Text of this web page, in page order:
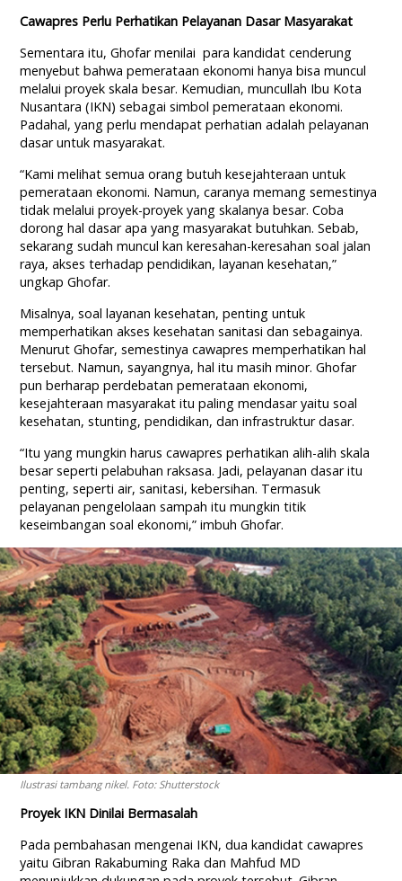
Cawapres Perlu Perhatikan Pelayanan Dasar Masyarakat
Sementara itu, Ghofar menilai para kandidat cenderung
menyebut bahwa pemerataan ekonomi hanya bisa muncul
melalui proyek skala besar. Kemudian, muncullah Ibu Kota
Nusantara (IKN) sebagai simbol pemerataan ekonomi.
Padahal, yang perlu mendapat perhatian adalah pelayanan
dasar untuk masyarakat.
“Kami melihat semua orang butuh kesejahteraan untuk
pemerataan ekonomi. Namun, caranya memang semestinya
tidak melalui proyek-proyek yang skalanya besar. Coba
dorong hal dasar apa yang masyarakat butuhkan. Sebab,
sekarang sudah muncul kan keresahan-keresahan soal jalan
raya, akses terhadap pendidikan, layanan kesehatan,”
ungkap Ghofar.
Misalnya, soal layanan kesehatan, penting untuk
memperhatikan akses kesehatan sanitasi dan sebagainya.
Menurut Ghofar, semestinya cawapres memperhatikan hal
tersebut. Namun, sayangnya, hal itu masih minor. Ghofar
pun berharap perdebatan pemerataan ekonomi,
kesejahteraan masyarakat itu paling mendasar yaitu soal
kesehatan, stunting, pendidikan, dan infrastruktur dasar.
“Itu yang mungkin harus cawapres perhatikan alih-alih skala
besar seperti pelabuhan raksasa. Jadi, pelayanan dasar itu
penting, seperti air, sanitasi, kebersihan. Termasuk
pelayanan pengelolaan sampah itu mungkin titik
keseimbangan soal ekonomi,” imbuh Ghofar.
Ilustrasi tambang nikel. Foto: Shutterstock
Proyek IKN Dinilai Bermasalah
Pada pembahasan mengenai IKN, dua kandidat cawapres
yaitu Gibran Rakabuming Raka dan Mahfud MD